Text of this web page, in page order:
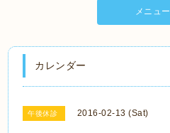
メニュー
カレンダー
午後休診 2016-02-13 (Sat)